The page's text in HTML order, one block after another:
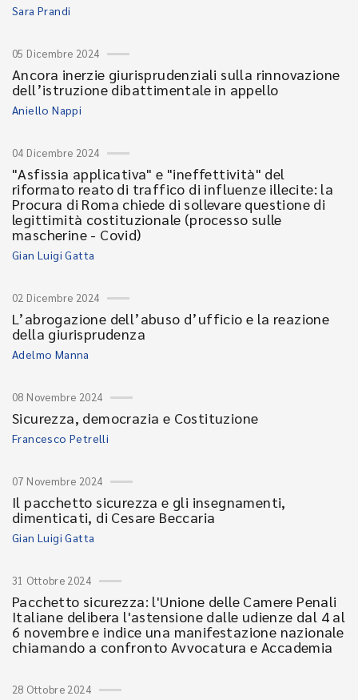
Sara Prandi
05 Dicembre 2024
Ancora inerzie giurisprudenziali sulla rinnovazione
dell’istruzione dibattimentale in appello
Aniello Nappi
04 Dicembre 2024
"Asfissia applicativa" e "ineffettività" del
riformato reato di traffico di influenze illecite: la
Procura di Roma chiede di sollevare questione di
legittimità costituzionale (processo sulle
mascherine - Covid)
Gian Luigi Gatta
02 Dicembre 2024
L’abrogazione dell’abuso d’ufficio e la reazione
della giurisprudenza
Adelmo Manna
08 Novembre 2024
Sicurezza, democrazia e Costituzione
Francesco Petrelli
07 Novembre 2024
Il pacchetto sicurezza e gli insegnamenti,
dimenticati, di Cesare Beccaria
Gian Luigi Gatta
31 Ottobre 2024
Pacchetto sicurezza: l'Unione delle Camere Penali
Italiane delibera l'astensione dalle udienze dal 4 al
6 novembre e indice una manifestazione nazionale
chiamando a confronto Avvocatura e Accademia
28 Ottobre 2024